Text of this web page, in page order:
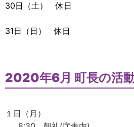
30日（土） 休日
31日（日） 休日
2020年6月 町長の活
１日（月）